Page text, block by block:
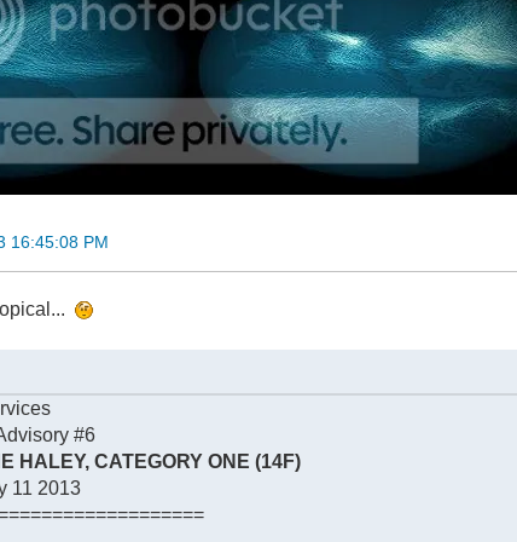
16:45:08 PM
#6
HALEY, CATEGORY ONE (14F)
11 2013